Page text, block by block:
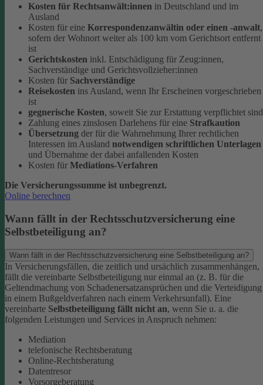
Kosten für Rechtsanwält:innen in Deutschland und im
Ausland
Kosten für eine Korrespondenzanwältin oder einen -anwalt,
sofern der Wohnort weiter als 100 km vom Gerichtsort entfernt
ist
Gerichtskosten inkl. Entschädigung für Zeug:innen,
Sachverständige und Gerichtsvollzieher:innen
Kosten für Sachverständige
Reisekosten ins Ausland, wenn Ihr Erscheinen vorgeschrieben
ist
gegnerische Kosten, soweit Sie zur Erstattung verpflichtet sind
Zahlung eines zinslosen Darlehens für eine Strafkaution
Übersetzung der für die Wahrnehmung Ihrer rechtlichen
Interessen im Ausland notwendigen schriftlichen Unterlagen
und Übernahme der dabei anfallenden Kosten
Kosten für Mediations-Verfahren
Die Versicherungssumme ist unbegrenzt.
Online berechnen
Wann fällt in der Rechtsschutzversicherung eine
Selbstbeteiligung an?
Wann fällt in der Rechtsschutzversicherung eine Selbstbeteiligung an?
In Versicherungsfällen, die zeitlich und ursächlich zusammenhängen,
fällt die vereinbarte Selbstbeteiligung nur einmal an (z. B. für die
Geltendmachung von Schadenersatzansprüchen und die Verteidigung
in einem Bußgeldverfahren nach einem Verkehrsunfall). Eine
vereinbarte Selbstbeteiligung fällt nicht an, wenn Sie u. a. die
folgenden Leistungen und Services in Anspruch nehmen:
Mediation
telefonische Rechtsberatung
Online-Rechtsberatung
Datentresor
Vorsorgeberatung